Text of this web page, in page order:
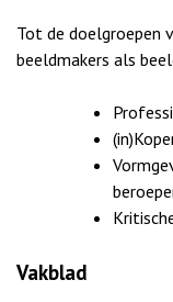
Tot de doelgroepen
beeldmakers als
Vakblad